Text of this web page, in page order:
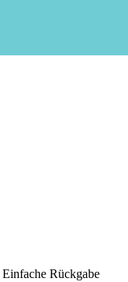
Einfache Rückgabe